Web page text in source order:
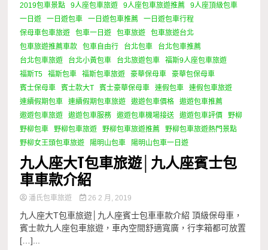
2019包車景點
9人座包車旅遊 9人座包車旅遊推薦
9人座頂級包車
一日遊
一日遊包車 一日遊包車推薦
一日遊包車行程
保母車包車旅遊
包車一日遊 包車旅遊
包車旅遊台北
包車旅遊推薦車款
包車自由行 台北包車
台北包車推薦
台北包車旅遊
台北小黃包車 台北旅遊包車
福斯9人座包車旅遊
福斯T5
福斯包車 福斯包車旅遊 豪華保母車
豪華包保母車
賓士保母車
賓士款大T 賓士豪華保母車 連假包車
連假包車旅遊
連續假期包車
連續假期包車旅遊 遨遊包車價格
遨遊包車推薦
遨遊包車旅遊
遨遊包車服務 遨遊包車機場接送 遨遊包車評價
野柳
野柳包車
野柳包車旅遊 野柳包車旅遊推薦
野柳包車旅遊熱門景點
野柳女王頭包車旅遊
陽明山包車 陽明山包車一日遊
九人座大T包車旅遊│九人座賓士包
車車款介紹
潘氏包車旅遊 26 2 月, 2019
九人座大T包車旅遊│九人座賓士包車車款介紹 頂級保母車，
賓士款九人座包車旅遊，車內空間舒適寬廣，行李箱都可放置
[…]...